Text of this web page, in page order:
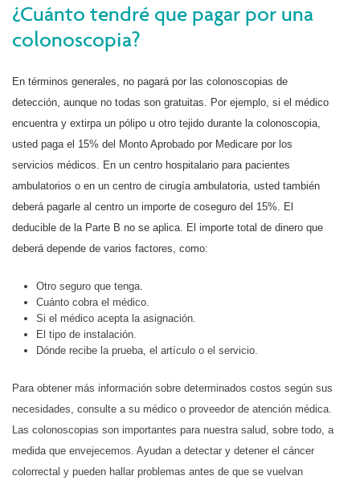
¿Cuánto tendré que pagar por una
colonoscopia?
En términos generales, no pagará por las colonoscopias de
detección, aunque no todas son gratuitas. Por ejemplo, si el médico
encuentra y extirpa un pólipo u otro tejido durante la colonoscopia,
usted paga el 15% del Monto Aprobado por Medicare por los
servicios médicos. En un centro hospitalario para pacientes
ambulatorios o en un centro de cirugía ambulatoria, usted también
deberá pagarle al centro un importe de coseguro del 15%. El
deducible de la Parte B no se aplica. El importe total de dinero que
deberá depende de varios factores, como:
Otro seguro que tenga.
Cuánto cobra el médico.
Si el médico acepta la asignación.
El tipo de instalación.
Dónde recibe la prueba, el artículo o el servicio.
Para obtener más información sobre determinados costos según sus
necesidades, consulte a su médico o proveedor de atención médica.
Las colonoscopias son importantes para nuestra salud, sobre todo, a
medida que envejecemos. Ayudan a detectar y detener el cáncer
colorrectal y pueden hallar problemas antes de que se vuelvan